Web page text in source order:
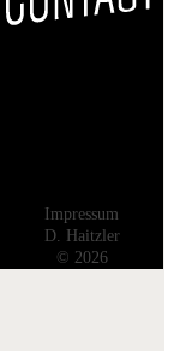
Impressum
D. Haitzler
© 2026